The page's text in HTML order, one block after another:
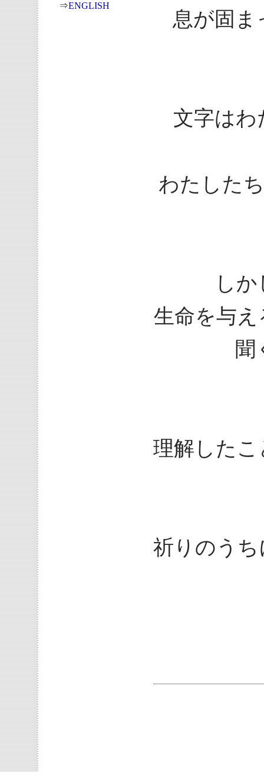
⇒ENGLISH
息が固ま
文字はわ
わたした
し
生命を与
聞
理解した
祈りのう